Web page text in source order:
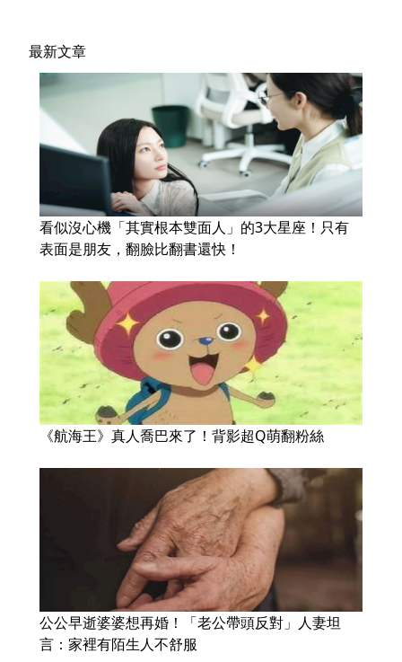
最新文章
看似沒心機「其實根本雙面人」的3大星座！只有
表面是朋友，翻臉比翻書還快！
《航海王》真人喬巴來了！背影超Q萌翻粉絲
公公早逝婆婆想再婚！「老公帶頭反對」人妻坦
言：家裡有陌生人不舒服